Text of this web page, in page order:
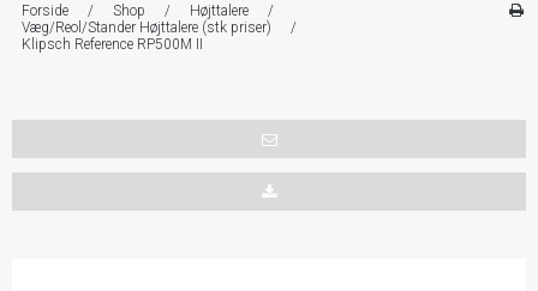
Forside / Shop / Højttalere
/
Væg/Reol/Stander Højttalere (stk priser)
/
Klipsch Reference RP500M II